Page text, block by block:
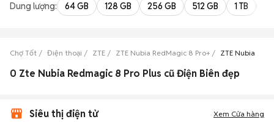
Dung lượng: 64 GB 128 GB 256 GB 512 GB 1 TB
Chợ Tốt Điện thoại ZTE ZTE Nubia RedMagic 8 Pro+ ZTE Nubia
0 Zte Nubia Redmagic 8 Pro Plus cũ Điện Biên đẹp
Siêu thị điện tử Xem Cửa hàng